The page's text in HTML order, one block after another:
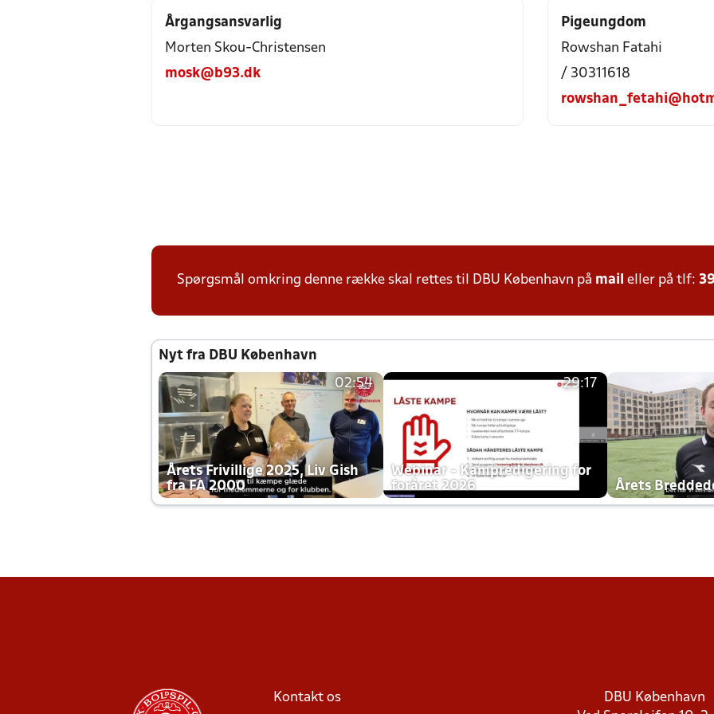
Årgangsansvarlig
Morten Skou-Christensen
mosk@b93.dk
Pigeungdom
Rowshan Fatahi
/ 30311618
Spørgsmål omkring denne række skal rettes til DBU København på mail eller på tlf:
Nyt fra DBU København
02:54
Årets Frivillige 2025, Liv Gish
fra FA 2000
29:17
Webinar - Kampredigering for
foråret 2026
Årets
Kontakt os
DBU København